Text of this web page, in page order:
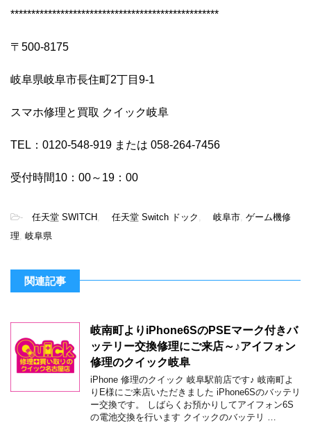
**************************************************
〒500-8175
岐阜県岐阜市長住町2丁目9-1
スマホ修理と買取 クイック岐阜
TEL：0120-548-919 または 058-264-7456
受付時間10：00～19：00
- 任天堂 SWITCH 任天堂 Switch ドック 岐阜市 ゲーム機修
理 岐阜県
関連記事
岐南町よりiPhone6SのPSEマーク付きバ
ッテリー交換修理にご来店～♪アイフォン
修理のクイック岐阜
iPhone 修理のクイック 岐阜駅前店です♪ 岐南町よ
りE様にご来店いただきました iPhone6Sのバッテリ
ー交換です。 しばらくお預かりしてアイフォン6S
の電池交換を行います クイックのバッテリ …